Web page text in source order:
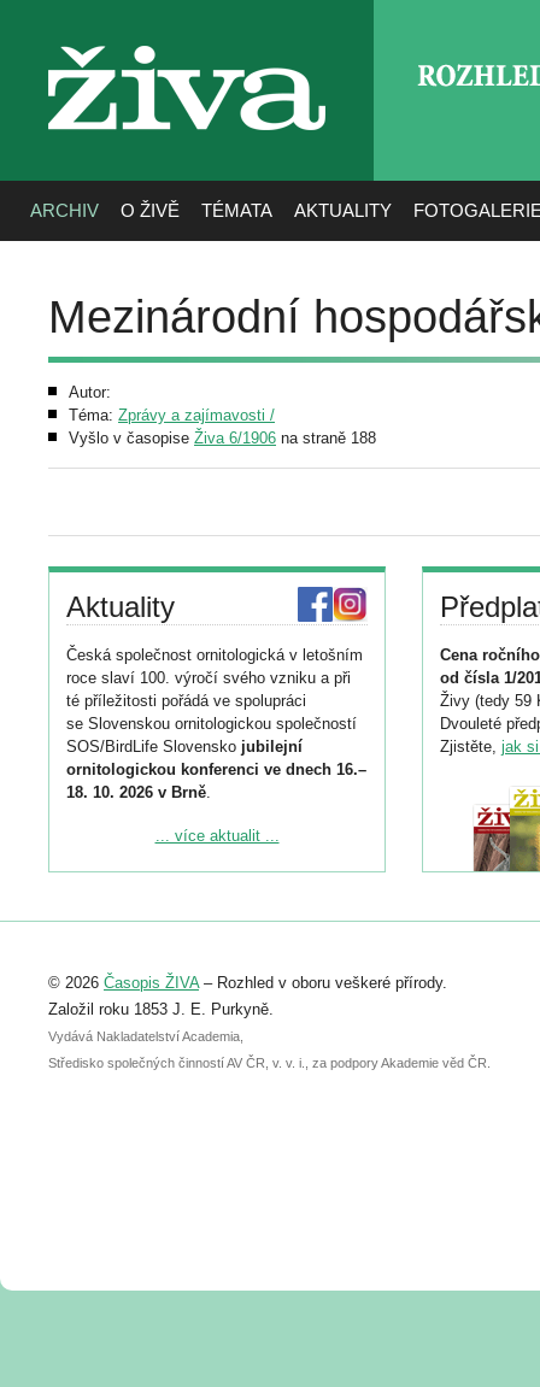
živa
ARCHIV O ŽIVĚ TÉMATA AKTUALITY
Mezinárodní
Autor:
Téma: Zprávy a zajímavosti /
Vyšlo v časopise Živa 6/1906 na straně 188
Aktuality
Česká společnost ornitologická v letošním
roce slaví 100. výročí svého vzniku a při
té příležitosti pořádá ve spolupráci
se Slovenskou ornitologickou společností
SOS/BirdLife Slovensko jubilejní
ornitologickou konferenci ve dnech 16.–
18. 10. 2026 v Brně.
Podrobnější informace ke konferenci
Registrovat se můžete do 6. září.
abstraktu přihlášené přednášky nebo
posteru je už 30. června.
... více aktualit ...
Cena
od čísla 1/
Živy (tedy 59
Dvouleté
Zjistěte, jak
© 2026 Časopis ŽIVA– Rozhled v oboru veškeré přírody.
Založil roku 1853 J. E. Purkyně.
Vydává Nakladatelství Academia,
Středisko společných činností AV ČR, v. v. i., za podpory Akademie věd ČR.